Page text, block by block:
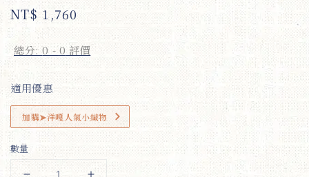
Regular
price
NT$ 1,760
總分:0 -0評價
適用優惠
加購➤洋嘎人氣小織物
數量